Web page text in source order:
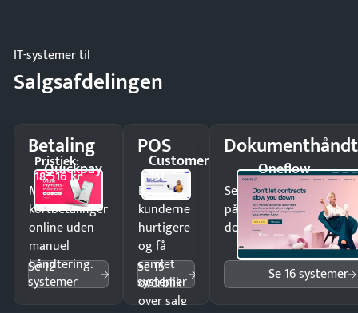
IT-systemer til
Salgsafdelingen
Betaling
Quickpay
Pristjek:
18.516 kr
Modtag
kortbetalinger
online uden
manuel
håndtering.
Se 12
systemer
POS
Customer
1st
Ekspedér
kunderne
hurtigere
og få
samlet
overblik
over salg
Se 15
systemer
Oneflow
Send kontrakter til
på minutter og mist
dokumenter.
Se 16 systemer